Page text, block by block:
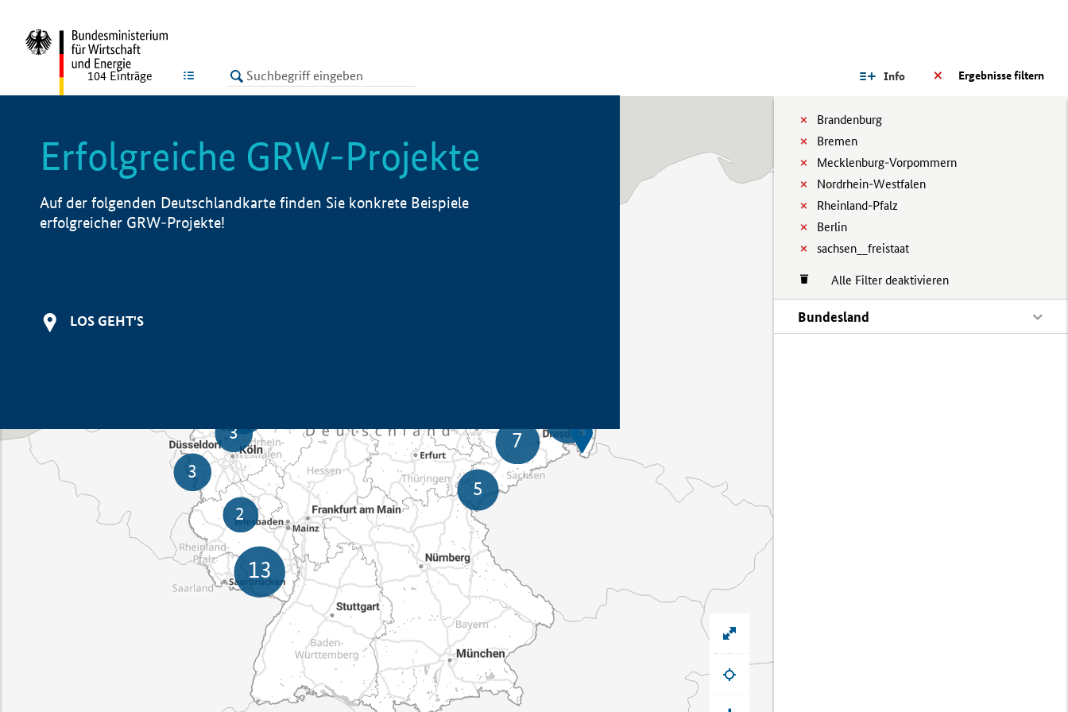
LISTE Ergebnisse filtern
Info
Brandenburg
Bremen
Mecklenburg-Vorpommern
Nordrhein-Westfalen
Rheinland-Pfalz
Berlin
sachsen__freistaat
Alle Filter deaktivieren
Bundesland
104 Einträge
Erfolgreiche GRW-Projekte
Auf der folgenden Deutschlandkarte finden Sie konkrete Beispiele
erfolgreicher GRW-Projekte!
LOS GEHT'S